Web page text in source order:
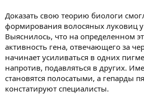
Доказать свою теорию биологи
формирования волосяных луковиц
Выяснилось, что на определенном
активность гена, отвечающего за
начинает усиливаться в одних
напротив, подавляться в других.
становятся полосатыми, а гепарды
констатируют специалисты.